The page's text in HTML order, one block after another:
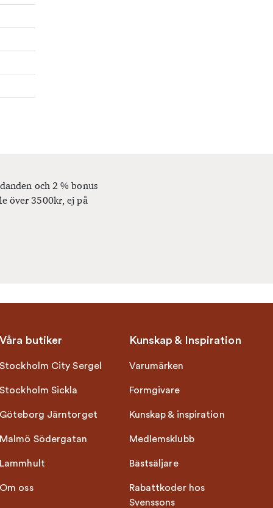
och 2 % bonus
över 3500kr, ej på
Våra butiker
Stockholm City Sergel
Stockholm Sickla
Göteborg Järntorget
Malmö Södergatan
Lammhult
Om oss
Kunskap & Inspiration
Varumärken
Formgivare
Kunskap & inspiration
Medlemsklubb
Bästsäljare
Rabattkoder hos
Svenssons